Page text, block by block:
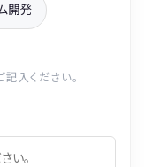
開発
入ください。